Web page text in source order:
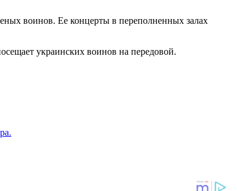
воинов. Ее концерты в переполненных залах
украинских воинов на передовой.